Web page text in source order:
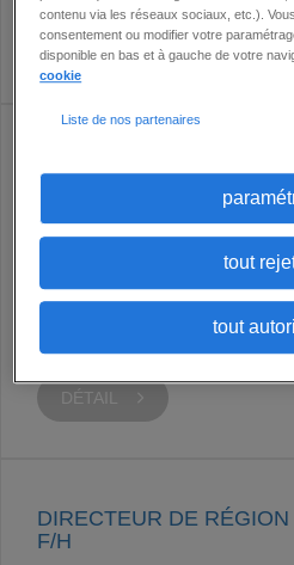
DÉTAIL
Réf. : AE705DApprentissage -80136 -
Dépasser nos objectifs en
Ça nous booste, et vous ? Si
DÉTAIL
DIRECTEUR DE RÉGION
F/H
contenu via les réseaux sociaux, etc.).
consentement ou modifier votre
disponible en bas et à gauche de votre
cookie
Liste de nos partenaires
tout
tout